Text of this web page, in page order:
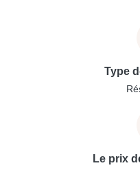
Type
Le prix